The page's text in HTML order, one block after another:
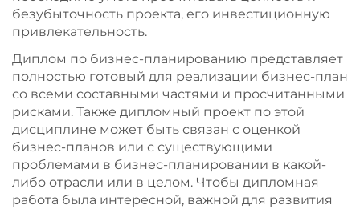
безубыточность проекта, его инвестиционную
привлекательность.
Диплом по бизнес-планированию представляет
полностью готовый для реализации бизнес-план
со всеми составными частями и просчитанными
рисками. Также дипломный проект по этой
дисциплине может быть связан с оценкой
бизнес-планов или с существующими
проблемами в бизнес-планировании в какой-
либо отрасли или в целом. Чтобы дипломная
работа была интересной, важной для развития